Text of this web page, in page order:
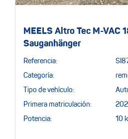
MEELS Altro Tec M-VAC
Sauganhänger
Referencia:
Categoría:
Tipo de vehículo:
Primera matriculación:
Potencia: 10